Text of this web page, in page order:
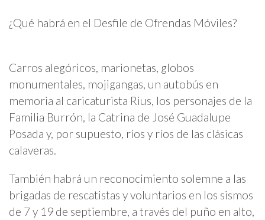
¿Qué habrá en el Desfile de Ofrendas Móviles?
Carros alegóricos, marionetas, globos
monumentales, mojigangas, un autobús en
memoria al caricaturista Rius, los personajes de la
Familia Burrón, la Catrina de José Guadalupe
Posada y, por supuesto, ríos y ríos de las clásicas
calaveras.
También habrá un reconocimiento solemne a las
brigadas de rescatistas y voluntarios en los sismos
de 7 y 19 de septiembre, a través del puño en alto,